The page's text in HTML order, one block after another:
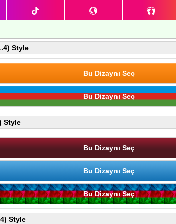
Style
Bu Dizaynı Seç
Bu Dizaynı Seç
Style
Bu Dizaynı Seç
Bu Dizaynı Seç
Bu Dizaynı Seç
Style